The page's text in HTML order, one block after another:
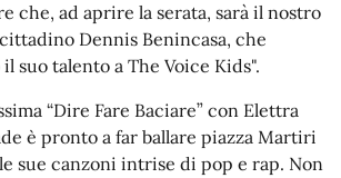
che, ad aprire la serata, sarà il nostro
Dennis Benincasa, che
suo talento a The Voice Kids".
“Dire Fare Baciare” con Elettra
è pronto a far ballare piazza Martiri
sue canzoni intrise di pop e rap. Non